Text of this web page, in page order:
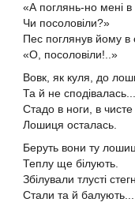
«А поглянь-но мені в
Чи посоловіли?»
Пес поглянув йому в
«О, посоловіли!..»
Вовк, як куля, до
Та й не сподівалась...
Стадо в ноги, в
Лошиця осталась.
Беруть вони ту
Теплу ще білують.
Збілували тлусті
Стали та й балують...